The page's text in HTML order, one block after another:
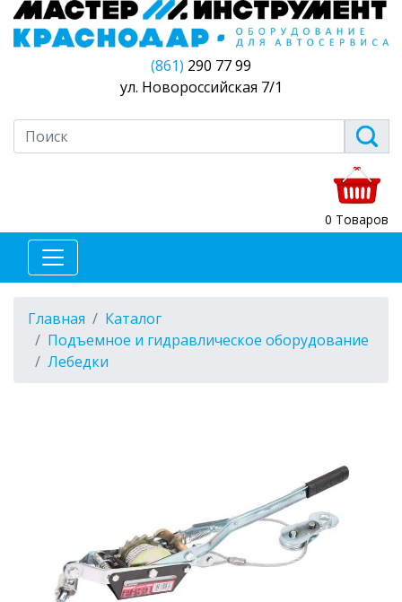
(861) 290 77 99
ул. Новороссийская 7/1
0 Товаров
Главная
Каталог
Подъемное и гидравлическое оборудование
Лебедки